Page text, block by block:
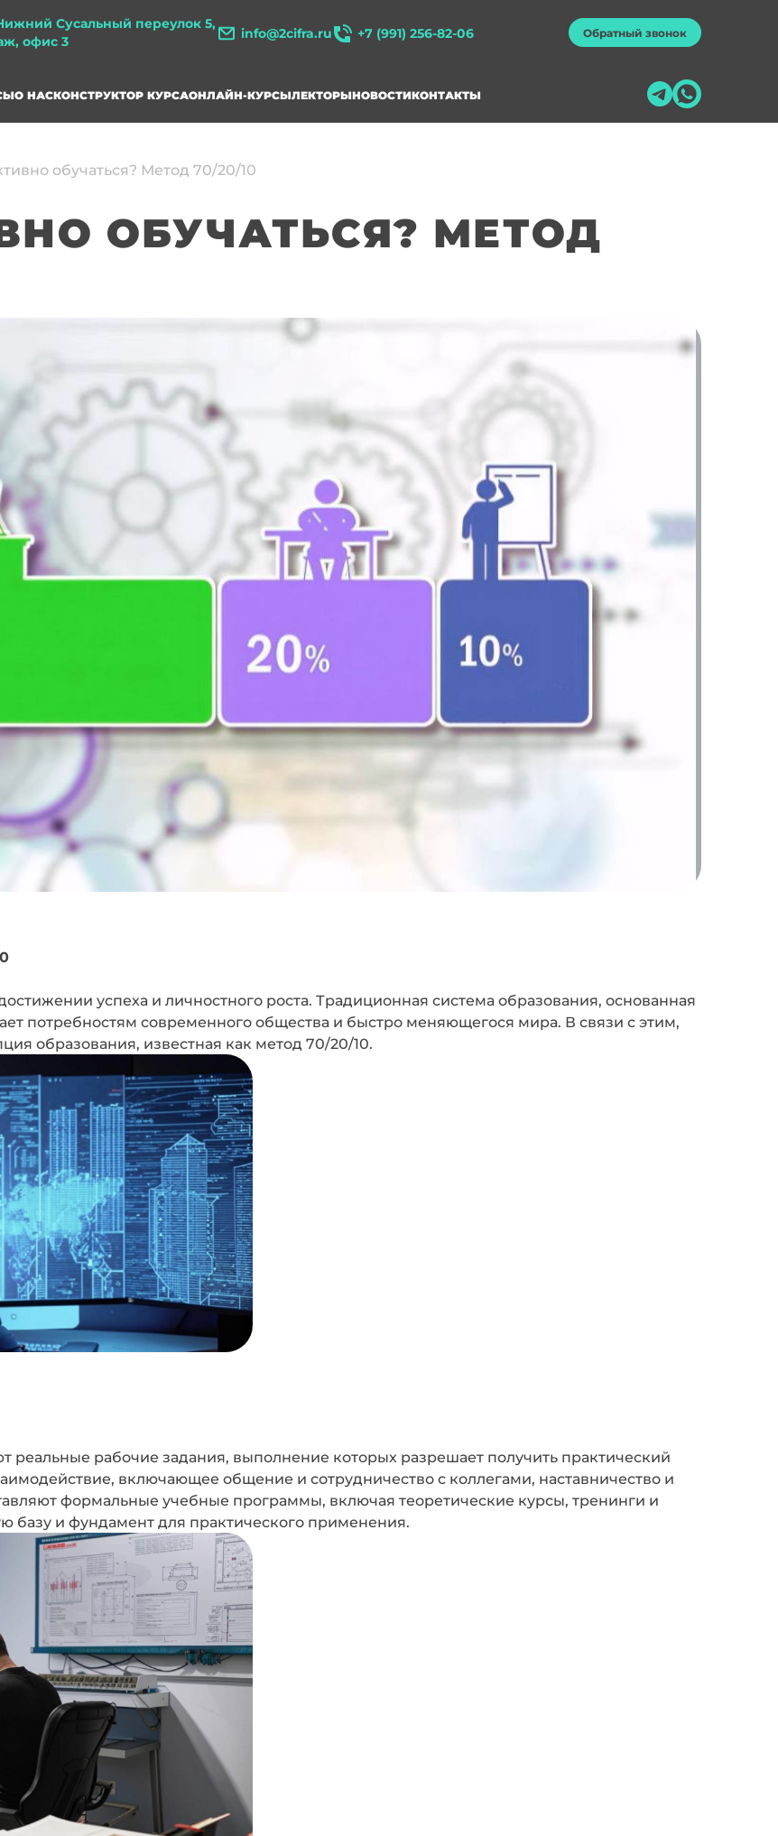
Сусальный переулок 5,
офис 3
info@2cifra.ru +7 (991) 256-82-06 Обратный звонок
О НАСКОНСТРУКТОР КУРСАОНЛАЙН-КУРСЫЛЕКТОРЫНОВОСТИКОНТАКТЫ
обучаться? Метод 70/20/10
ОБУЧАТЬСЯ? МЕТОД
успеха и личностного роста. Традиционная система образования, основанная
потребностям современного общества и быстро меняющегося мира. В связи с этим,
образования, известная как метод 70/20/10.
реальные рабочие задания, выполнение которых разрешает получить практический
включающее общение и сотрудничество с коллегами, наставничество и
формальные учебные программы, включая теоретические курсы, тренинги и
базу и фундамент для практического применения.